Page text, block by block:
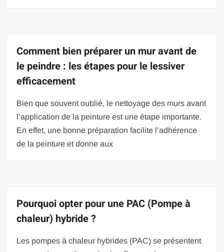
Comment bien préparer un mur avant de
le peindre : les étapes pour le lessiver
efficacement
Bien que souvent oublié, le nettoyage des murs avant
l’application de la peinture est une étape importante.
En effet, une bonne préparation facilite l’adhérence
de la peinture et donne aux
Pourquoi opter pour une PAC (Pompe à
chaleur) hybride ?
Les pompes à chaleur hybrides (PAC) se présentent